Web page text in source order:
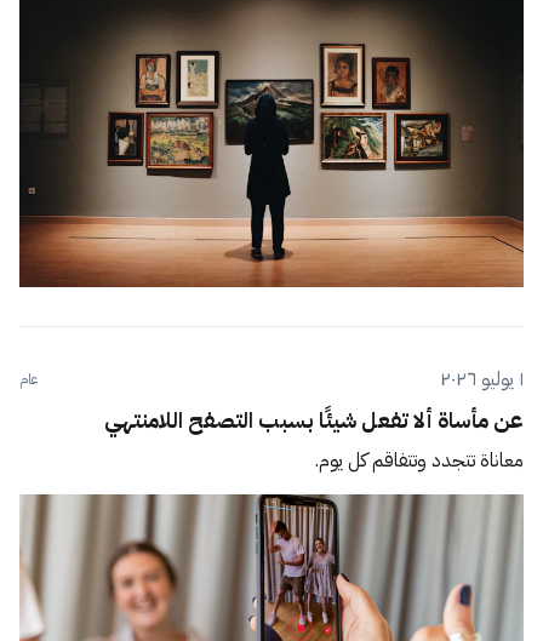
١ يوليو ٢٠٢٦ عام
عن مأساة ألا تفعل شيئًا بسبب التصفح اللامنتهي
معاناة تتجدد وتتفاقم كل يوم.